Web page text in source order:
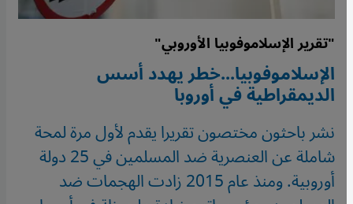
"تقرير الإسلاموفوبيا الأوروبي"
الإسلاموفوبيا...خطر يهدد أسس
الديمقراطية في أوروبا
نشر باحثون مختصون تقريرا يقدم لأول مرة لمحة
شاملة عن العنصرية ضد المسلمين في 25 دولة
أوروبية. ومنذ عام 2015 زادت الهجمات ضد